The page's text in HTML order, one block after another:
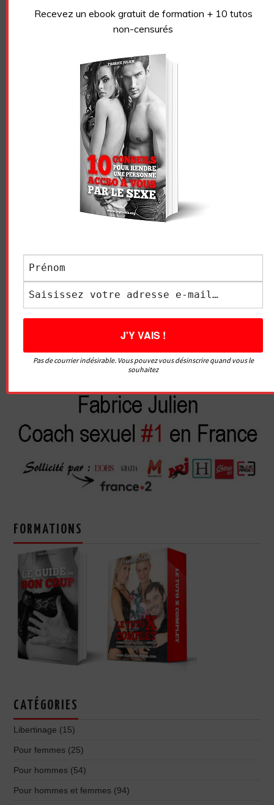
Pour femmes
FORMATIONS
CATÉGORIES
Libertinage (15)
Pour femmes (25)
Pour hommes (54)
Pour hommes et femmes (94)
Recevez un ebook gratuit de formation + 10 tutos
non-censurés
Pas de courrier indésirable. Vous pouvez vous désinscrire quand vous le
souhaitez